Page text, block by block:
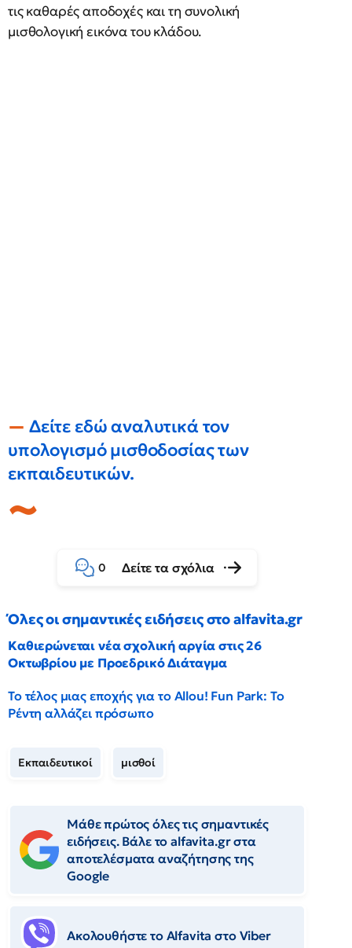
τις καθαρές αποδοχές και τη συνολική
μισθολογική εικόνα του κλάδου.
Δείτε εδώ αναλυτικά τον
υπολογισμό μισθοδοσίας των
εκπαιδευτικών.
0 Δείτε τα σχόλια
Όλες οι σημαντικές ειδήσεις στο alfavita.gr
Καθιερώνεται νέα σχολική αργία στις 26
Οκτωβρίου με Προεδρικό Διάταγμα
Το τέλος μιας εποχής για το Allou! Fun Park: Το
Ρέντη αλλάζει πρόσωπο
Εκπαιδευτικοί μισθοί
Μάθε πρώτος όλες τις σημαντικές
ειδήσεις. Βάλε το alfavita.gr στα
αποτελέσματα αναζήτησης της
Google
Ακολουθήστε το Αlfavita στο Viber